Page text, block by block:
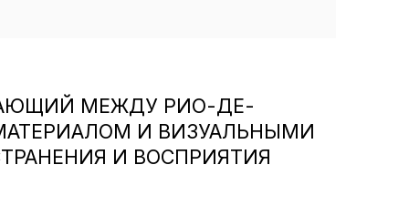
МЕЖДУ РИО-ДЕ-
И ВИЗУАЛЬНЫМИ
И ВОСПРИЯТИЯ